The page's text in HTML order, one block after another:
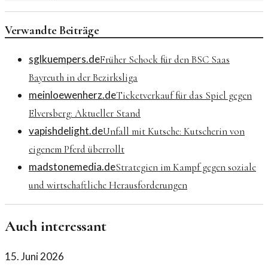
Verwandte Beiträge
sglkuempers.deFrüher Schock für den BSC Saas
Bayreuth in der Bezirksliga
meinloewenherz.deTicketverkauf für das Spiel gegen
Elversberg: Aktueller Stand
vapishdelight.deUnfall mit Kutsche: Kutscherin von
eigenem Pferd überrollt
madstonemedia.deStrategien im Kampf gegen soziale
und wirtschaftliche Herausforderungen
Auch interessant
15. Juni 2026